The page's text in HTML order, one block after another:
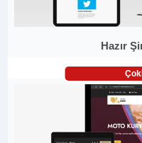
Hazır